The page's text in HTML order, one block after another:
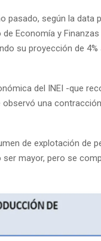
pasado, según la data
Economía y Finanzas
su proyección de 4%
del INEI -que
una
de explotación de
ser mayor, pero se